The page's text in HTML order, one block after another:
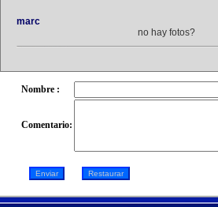
marc
no hay fotos?
Nombre :
Comentario: